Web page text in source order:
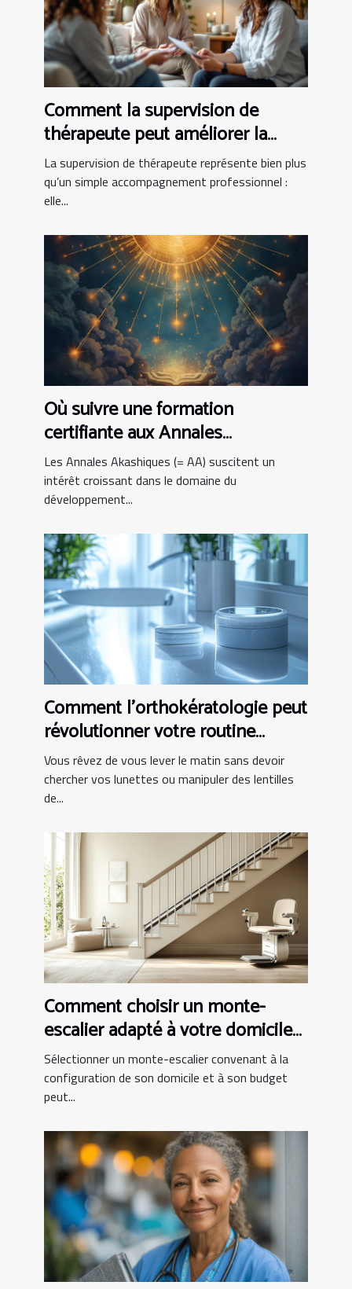
Comment la supervision de
thérapeute peut améliorer la
pratique clinique
La supervision de thérapeute représente bien plus
qu’un simple accompagnement professionnel :
elle...
Où suivre une formation
certifiante aux Annales
Akashiques ?
Les Annales Akashiques (= AA) suscitent un
intérêt croissant dans le domaine du
développement...
Comment l'orthokératologie peut
révolutionner votre routine
matinale ?
Vous rêvez de vous lever le matin sans devoir
chercher vos lunettes ou manipuler des lentilles
de...
Comment choisir un monte-
escalier adapté à votre domicile
et budget
Sélectionner un monte-escalier convenant à la
configuration de son domicile et à son budget
peut...